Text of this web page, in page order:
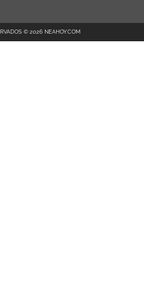
© 2026 NEAHOY.COM